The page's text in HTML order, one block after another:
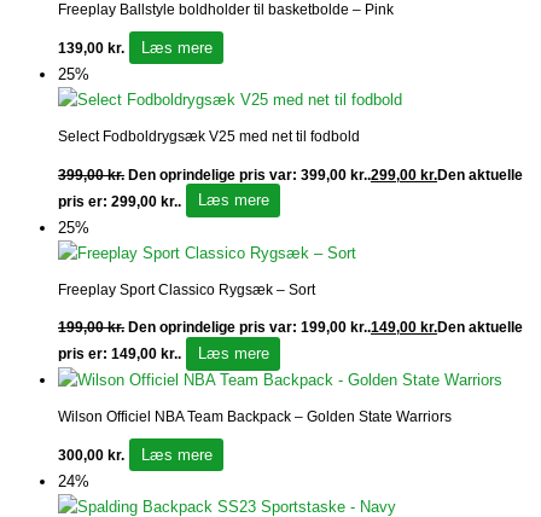
Freeplay Ballstyle boldholder til basketbolde – Pink
139,00 kr.
Læs mere
25%
Select Fodboldrygsæk V25 med net til fodbold
399,00kr. Den oprindelige pris var: 399,00 kr..299,00 kr.Den aktuelle
pris er: 299,00 kr..
Læs mere
25%
Freeplay Sport Classico Rygsæk – Sort
199,00kr. Den oprindelige pris var: 199,00 kr..149,00 kr.Den aktuelle
pris er: 149,00 kr..
Læs mere
Wilson Officiel NBA Team Backpack – Golden State Warriors
300,00 kr.
Læs mere
24%